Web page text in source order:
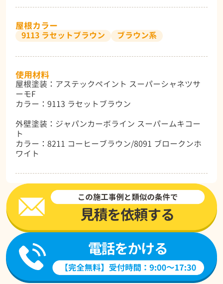
屋根カラー
9113 ラセットブラウン ブラウン系
使用材料
屋根塗装：アステックペイント スーパーシャネツサ
ーモF
カラー：9113 ラセットブラウン
外壁塗装：ジャパンカーボライン スーパームキコー
ト
カラー：8211 コーヒーブラウン/8091 ブロークンホ
ワイト